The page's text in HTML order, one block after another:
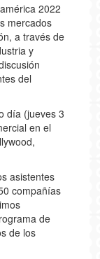
2022
mercados
a través de
y
del
día (jueves 3
en el
asistentes
compañías
de
de los